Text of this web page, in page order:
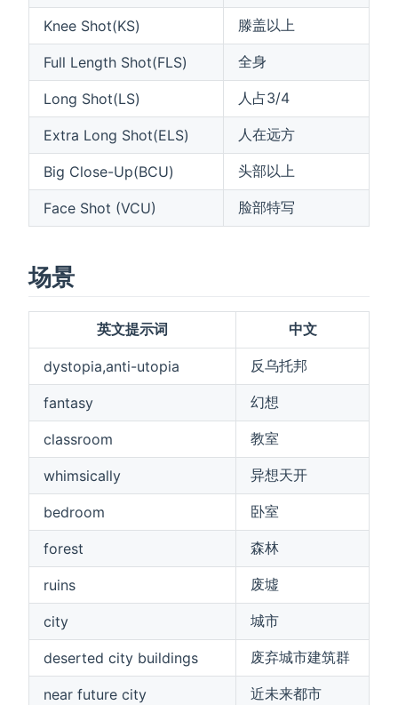
Knee Shot(KS) 滕盖以上
Full Length Shot(FLS) 全身
Long Shot(LS) 人占3/4
Extra Long Shot(ELS) 人在远方
Big Close-Up(BCU) 头部以上
Face Shot (VCU) 脸部特写
场景
英文提示词 中文
dystopia,anti-utopia 反乌托邦
fantasy 幻想
classroom 教室
whimsically 异想天开
bedroom 卧室
forest 森林
ruins 废墟
city 城市
deserted city buildings 废弃城市建筑群
near future city 近未来都市